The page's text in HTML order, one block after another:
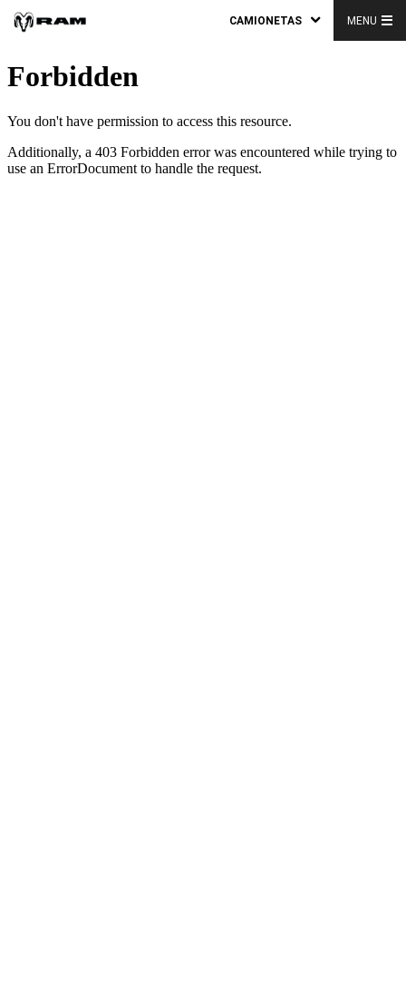
CAMIONETAS MENU